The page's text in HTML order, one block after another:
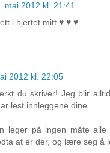
mai 2012 kl. 21:41
i hjertet mitt ♥ ♥ ♥
2012 kl. 22:05
du skriver! Jeg blir
lest innleggene dine.
leger på ingen måte alle
at er der, og lære seg å